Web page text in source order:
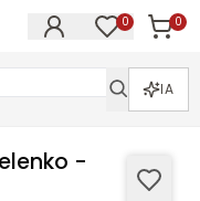
0 0
IA
-